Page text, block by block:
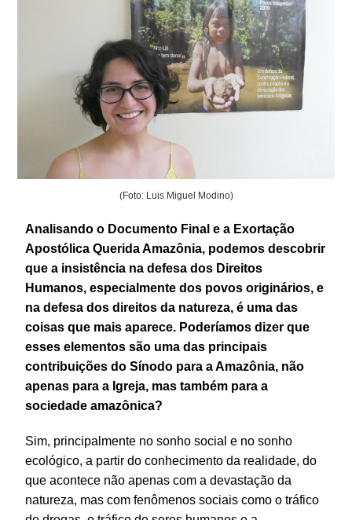
(Foto: Luis Miguel Modino)
Analisando o Documento Final e a Exortação
Apostólica Querida Amazônia, podemos descobrir
que a insistência na defesa dos Direitos
Humanos, especialmente dos povos originários, e
na defesa dos direitos da natureza, é uma das
coisas que mais aparece. Poderíamos dizer que
esses elementos são uma das principais
contribuições do Sínodo para a Amazônia, não
apenas para a Igreja, mas também para a
sociedade amazônica?
Sim, principalmente no sonho social e no sonho
ecológico, a partir do conhecimento da realidade, do
que acontece não apenas com a devastação da
natureza, mas com fenômenos sociais como o tráfico